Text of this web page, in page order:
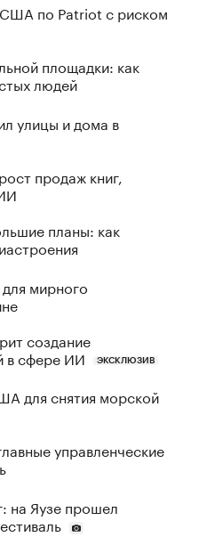
США по Patriot с риском
площадки: как
людей
улицы и дома в
продаж книг,
планы: как
мирного
создание
в сфере ИИ
ЭКСКЛЮЗИВ
для снятия морской
управленческие
на Яузе прошел